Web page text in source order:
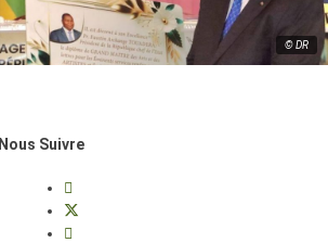
© DR
Nous Suivre